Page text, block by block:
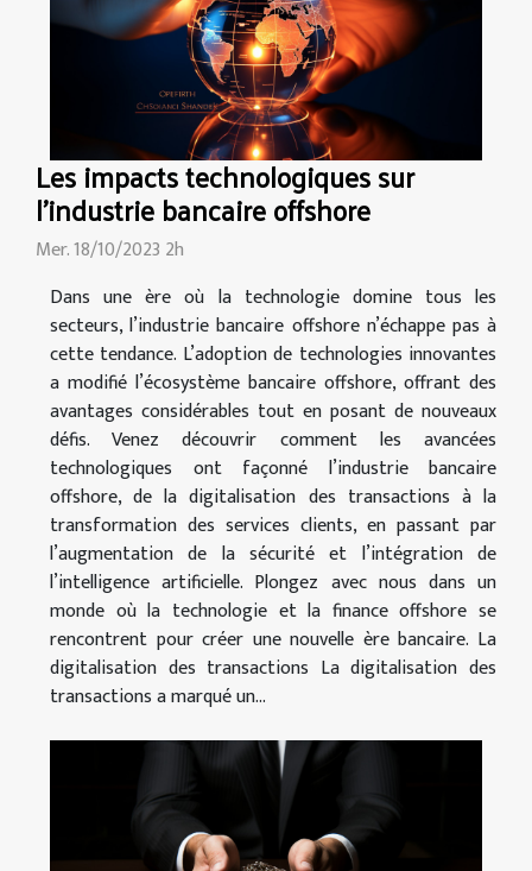
Les impacts technologiques sur
l'industrie bancaire offshore
Mer. 18/10/2023 2h
Dans une ère où la technologie domine tous les
secteurs, l’industrie bancaire offshore n’échappe pas à
cette tendance. L’adoption de technologies innovantes
a modifié l’écosystème bancaire offshore, offrant des
avantages considérables tout en posant de nouveaux
défis. Venez découvrir comment les avancées
technologiques ont façonné l’industrie bancaire
offshore, de la digitalisation des transactions à la
transformation des services clients, en passant par
l’augmentation de la sécurité et l’intégration de
l’intelligence artificielle. Plongez avec nous dans un
monde où la technologie et la finance offshore se
rencontrent pour créer une nouvelle ère bancaire. La
digitalisation des transactions La digitalisation des
transactions a marqué un...